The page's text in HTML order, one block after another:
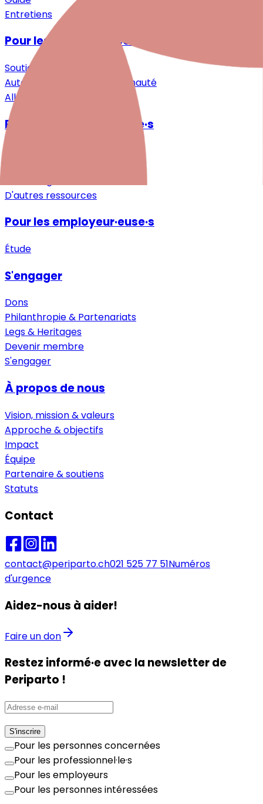
Entretiens
Pour les personnes concernées
Soutien spécialisé
Auto-assistance & Communauté
Allègement & Soutien
Pour les professionnel·le·s
D'autres ressources
Pour les employeur·euse·s
Étude
S'engager
Dons
Philanthropie & Partenariats
Legs & Heritages
Devenir membre
S'engager
À propos de nous
Vision, mission & valeurs
Approche & objectifs
Impact
Équipe
Partenaire & soutiens
Statuts
Contact
contact@periparto.ch021 525 77 51Numéros
d'urgence
Aidez-nous à aider!
Faire un don
Restez informé·e avec la newsletter de
Periparto !
S'inscrire
Pour les personnes concernées
Pour les professionnel·le·s
Pour les employeurs
Pour les personnes intéressées